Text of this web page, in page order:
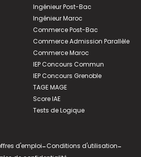
Ingénieur Post-Bac
Ingénieur Maroc
Commerce Post-Bac
Commerce Admission Parallèle
Commerce Maroc
IEP Concours Commun
IEP Concours Grenoble
TAGE MAGE
Score IAE
Tests de Logique
d'emploi-Conditions d'utilisation-